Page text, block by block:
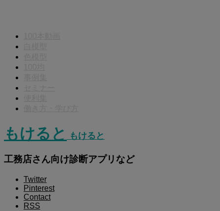
もけると もけると
工務店さん向け診断アプリなど
Twitter
Pinterest
Contact
RSS